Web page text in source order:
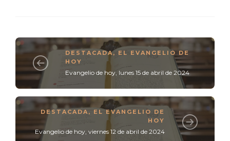
DESTACADA, EL EVANGELIO DE
HOY
Evangelio de hoy, lunes 15 de abril de 2024
DESTACADA, EL EVANGELIO DE
HOY
Evangelio de hoy, viernes 12 de abril de 2024